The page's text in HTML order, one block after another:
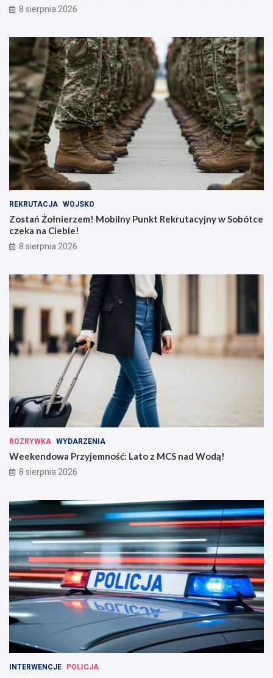
8 sierpnia 2026
REKRUTACJA WOJSKO
Zostań Żołnierzem! Mobilny Punkt Rekrutacyjny w Sobótce
czeka na Ciebie!
8 sierpnia 2026
ROZRYWKA WYDARZENIA
Weekendowa Przyjemność: Lato z MCS nad Wodą!
8 sierpnia 2026
INTERWENCJE POLICJA